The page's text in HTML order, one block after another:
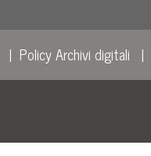
Policy Archivi digitali